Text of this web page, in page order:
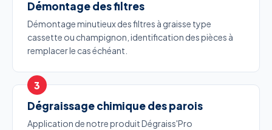
Démontage des filtres
Démontage minutieux des filtres à graisse type
cassette ou champignon, identification des pièces à
remplacer le cas échéant.
Dégraissage chimique des parois
Application de notre produit Dégraiss'Pro